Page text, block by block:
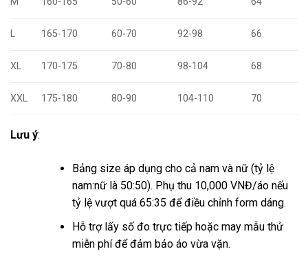
L 165-170 60-70 92-98 66
XL 170-175 70-80 98-104 68
XXL 175-180 80-90 104-110 70
Lưu ý:
Bảng size áp dụng cho cả nam và nữ (tỷ lệ
nam:nữ là 50:50). Phụ thu 10,000 VNĐ/áo nếu
tỷ lệ vượt quá 65:35 để điều chỉnh form dáng.
Hỗ trợ lấy số đo trực tiếp hoặc may mẫu thử
miễn phí để đảm bảo áo vừa vặn.